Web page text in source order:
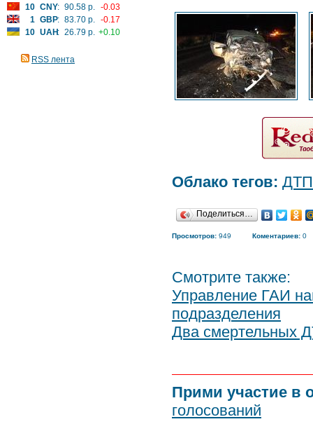
10 CNY: 90.58 р. -0.03
1 GBP: 83.70 р. -0.17
10 UAH: 26.79 р. +0.10
RSS лента
Облако тегов: ДТП
Поделиться…
Просмотров: 949 Коментариев: 0
Смотрите также:
Управление ГАИ
подразделения
Два смертельных
Прими участие в
голосований